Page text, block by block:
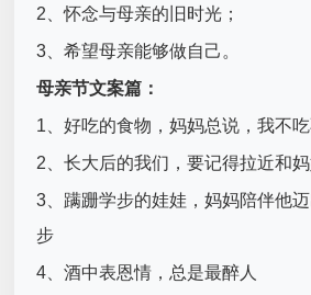
2、怀念与母亲的旧时光；
3、希望母亲能够做自己。
母亲节文案篇：
1、好吃的食物，妈妈总说，我不
2、长大后的我们，要记得拉近和
3、蹒跚学步的娃娃，妈妈陪伴他
步
4、酒中表恩情，总是最醉人